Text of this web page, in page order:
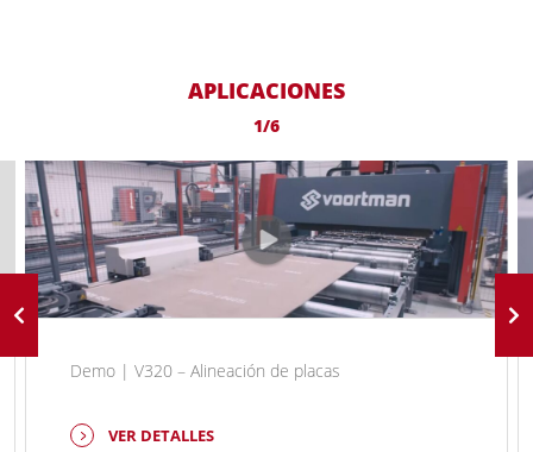
APLICACIONES
1/6
Demo | V320 – Alineación de placas
VER DETALLES